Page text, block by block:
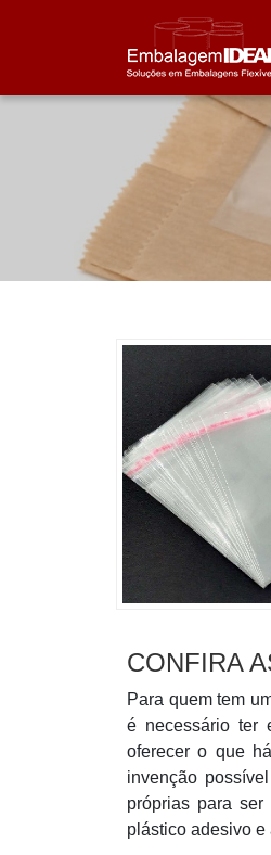
CONFIRA
Para quem tem
é necessário ter
oferecer o que
invenção
próprias para
plástico adesivo e